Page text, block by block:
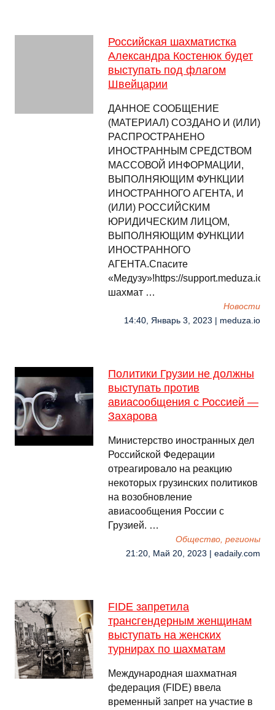
Российская шахматистка
Александра Костенюк будет
выступать под флагом
Швейцарии
ДАННОЕ СООБЩЕНИЕ
(МАТЕРИАЛ) СОЗДАНО И (ИЛИ)
РАСПРОСТРАНЕНО
ИНОСТРАННЫМ СРЕДСТВОМ
МАССОВОЙ ИНФОРМАЦИИ,
ВЫПОЛНЯЮЩИМ ФУНКЦИИ
ИНОСТРАННОГО АГЕНТА, И
(ИЛИ) РОССИЙСКИМ
ЮРИДИЧЕСКИМ ЛИЦОМ,
ВЫПОЛНЯЮЩИМ ФУНКЦИИ
ИНОСТРАННОГО
АГЕНТА.Спасите
«Медузу»!https://
шахмат …
Новости
14:40, Январь 3, 2023 | meduza.io
Политики Грузии не должны
выступать против
авиасообщения с Россией —
Захарова
Министерство иностранных дел
Российской Федерации
отреагировало на реакцию
некоторых грузинских политиков
на возобновление
авиасообщения России с
Грузией. …
Общество, регионы
21:20, Май 20, 2023 | eadaily.com
FIDE запретила
трансгендерным женщинам
выступать на женских
турнирах по шахматам
Международная шахматная
федерация (FIDE) ввела
временный запрет на участие в